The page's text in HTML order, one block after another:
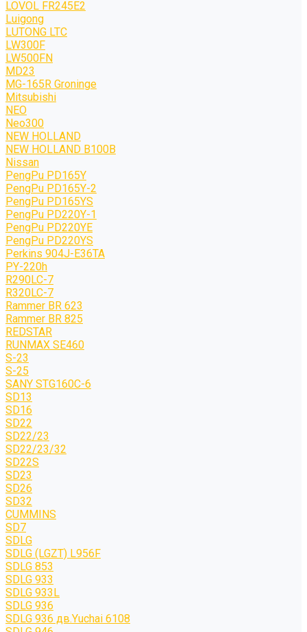
LOVOL FR245E2
Luigong
LUTONG LTC
LW300F
LW500FN
MD23
MG-165R Groninge
Mitsubishi
NEO
Neo300
NEW HOLLAND
NEW HOLLAND B100B
Nissan
PengPu PD165Y
PengPu PD165Y-2
PengPu PD165YS
PengPu PD220Y-1
PengPu PD220YE
PengPu PD220YS
Perkins 904J-E36TA
PY-220h
R290LC-7
R320LC-7
Rammer BR 623
Rammer BR 825
REDSTAR
RUNMAX SE460
S-23
S-25
SANY STG160C-6
SD13
SD16
SD22
SD22/23
SD22/23/32
SD22S
SD23
SD26
SD32
CUMMINS
SD7
SDLG
SDLG (LGZT) L956F
SDLG 853
SDLG 933
SDLG 933L
SDLG 936
SDLG 936 дв.Yuchai 6108